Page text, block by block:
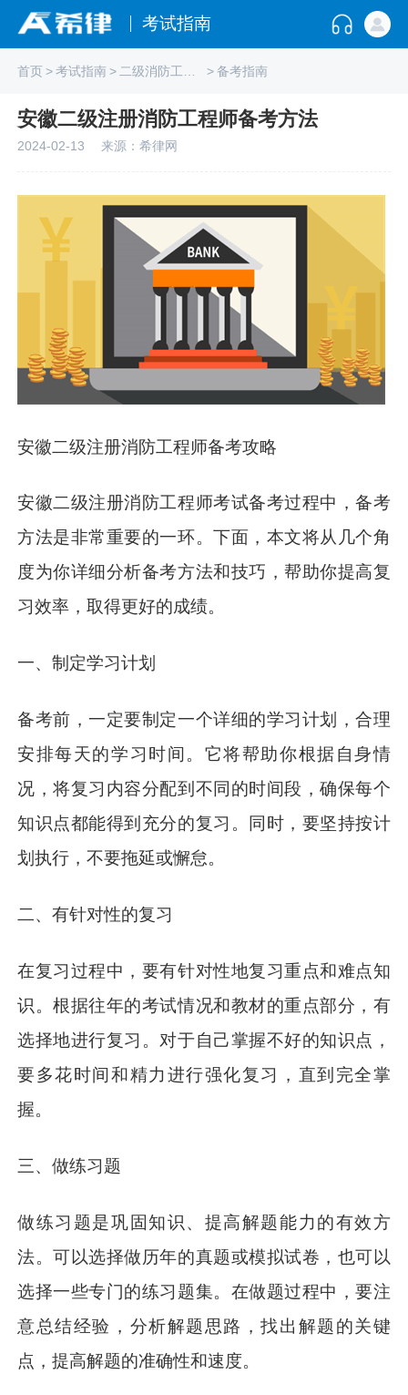
考试指南
首页>考试指南> > 备考指南
安徽二级注册消防工程师备考方法
2024-02-13 来源：希律网
安徽二级注册消防工程师备考攻略
安徽二级注册消防工程师考试备考过程中，备考
方法是非常重要的一环。下面，本文将从几个角
度为你详细分析备考方法和技巧，帮助你提高复
习效率，取得更好的成绩。
一、制定学习计划
备考前，一定要制定一个详细的学习计划，合理
安排每天的学习时间。它将帮助你根据自身情
况，将复习内容分配到不同的时间段，确保每个
知识点都能得到充分的复习。同时，要坚持按计
划执行，不要拖延或懈怠。
二、有针对性的复习
在复习过程中，要有针对性地复习重点和难点知
识。根据往年的考试情况和教材的重点部分，有
选择地进行复习。对于自己掌握不好的知识点，
要多花时间和精力进行强化复习，直到完全掌
握。
三、做练习题
做练习题是巩固知识、提高解题能力的有效方
法。可以选择做历年的真题或模拟试卷，也可以
选择一些专门的练习题集。在做题过程中，要注
意总结经验，分析解题思路，找出解题的关键
点，提高解题的准确性和速度。